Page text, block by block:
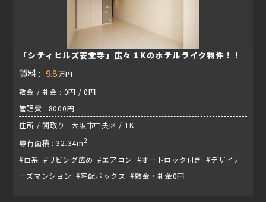
「シティヒルズ安堂寺」広々１Kのホテルライク物件！！
賃料 : 9.8万円
敷金 / 礼金 : 0円 / 0円
管理費 : 8000円
住所 / 間取り : 大阪市中央区 / 1K
専有面積 : 32.34m2
#白系 #リビング広め #エアコン #オートロック付き #デザイナ
ーズマンション #宅配ボックス #敷金・礼金0円